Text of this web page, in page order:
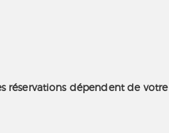
réservations dépendent de votre